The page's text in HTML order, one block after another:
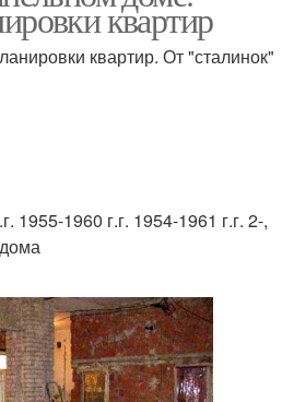
квартир
квартир. От "сталинок"
1955-1960 г.г. 1954-1961 г.г. 2-,